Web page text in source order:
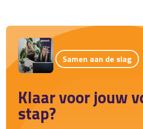
Samen aan de slag
Klaar voor jouw
stap?